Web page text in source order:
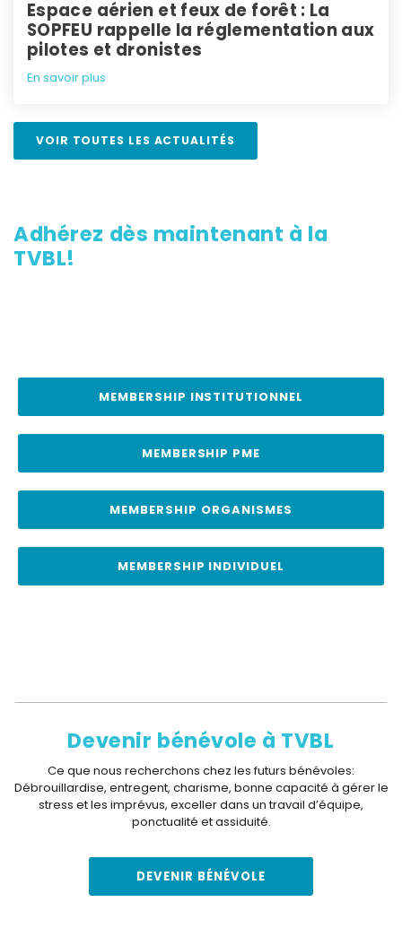
Espace aérien et feux de forêt : La
SOPFEU rappelle la réglementation aux
pilotes et dronistes
En savoir plus
VOIR TOUTES LES ACTUALITÉS
Adhérez dès maintenant à la
TVBL!
MEMBERSHIP INSTITUTIONNEL
MEMBERSHIP PME
MEMBERSHIP ORGANISMES
MEMBERSHIP INDIVIDUEL
Devenir bénévole à TVBL
Ce que nous recherchons chez les futurs bénévoles:
Débrouillardise, entregent, charisme, bonne capacité à gérer le
stress et les imprévus, exceller dans un travail d’équipe,
ponctualité et assiduité.
DEVENIR BÉNÉVOLE